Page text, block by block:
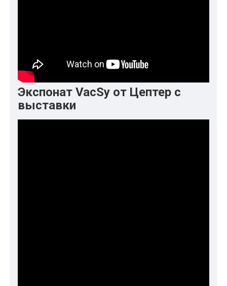
Экспонат VacSy от Цептер с
выставки